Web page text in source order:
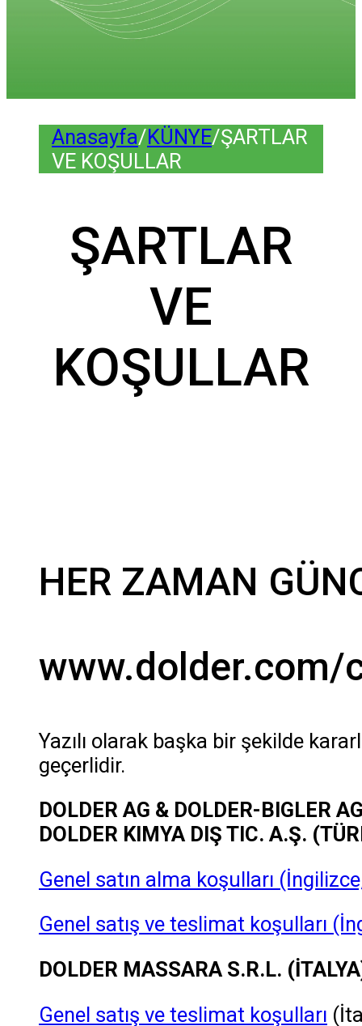
Anasayfa/KÜNYE/ŞARTLAR
VE KOŞULLAR
ŞARTLAR
VE
KOŞULLAR
HER ZAMAN
www.dolder.com/
Yazılı olarak başka bir şekilde
geçerlidir.
DOLDER AG & DOLDER-BIGLER
DOLDER KIMYA DIŞ TIC. A.Ş.
Genel satın alma koşulları
Genel satış ve teslimat koşulları
DOLDER MASSARA S.R.L.
Genel satış ve teslimat koşulları